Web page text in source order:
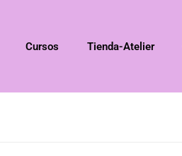
Cursos Tienda-Atelier